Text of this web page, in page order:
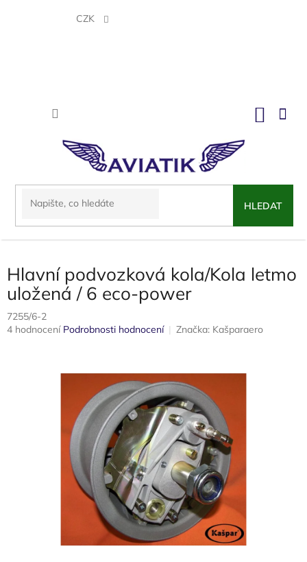
CZK
HLEDAT
Hlavní podvozková kola/Kola letmo
uložená / 6 eco-power
7255/6-2
Průměrné
4 hodnocení Podrobnosti hodnocení Značka: Kašparaero